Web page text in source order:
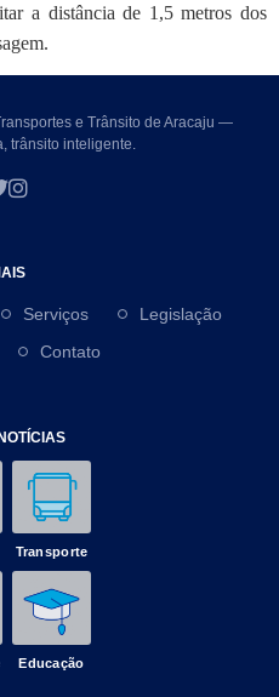
a distância de 1,5 metros dos
e Trânsito de Aracaju —
trânsito inteligente.
Serviços
Legislação
Contato
Transporte
Educação